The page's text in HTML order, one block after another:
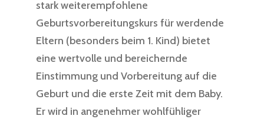
stark weiterempfohlene
Geburtsvorbereitungskurs für werdende
Eltern (besonders beim 1. Kind) bietet
eine wertvolle und bereichernde
Einstimmung und Vorbereitung auf die
Geburt und die erste Zeit mit dem Baby.
Er wird in angenehmer wohlfühliger